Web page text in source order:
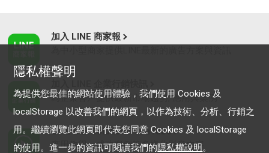
加入 LINE 商家報
為企業客戶提供最新市場趨勢, 應用與案例
LINE Biz-Solutions YouTube
實用教學、成功案例等多樣化影音內容
隱私權聲明
為提供您最佳的網站使用體驗，我們使用 Cookies 及
localStorage 以改善我們的網頁，以作為技術、分析、行銷之
用。繼續瀏覽此網頁即代表您同意 Cookies 及 localStorage
的使用。進一步的資訊可閱讀我們的隱私權說明。